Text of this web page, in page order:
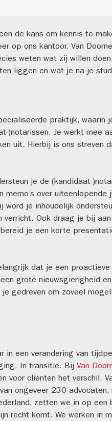
de kans om kennis te
op ons kantoor. Van
weten wat zij willen
liggen en wat je na je
praktijk, waarin
)notarissen. Je werkt mee
uit. Hierbij is ons streven
je de (kandidaat-
over uiteenlopende
word je inhoudelijk
Ook draag je bij
je een korte
dat je een proactieve
grote nieuwsgierigheid
gedreven om zoveel
in een verandering van
In transitie. Bij Van
voor cliënten het verschil.
ongeveer 230 advocaten,
zetten we in op een
recht komt. We werken in